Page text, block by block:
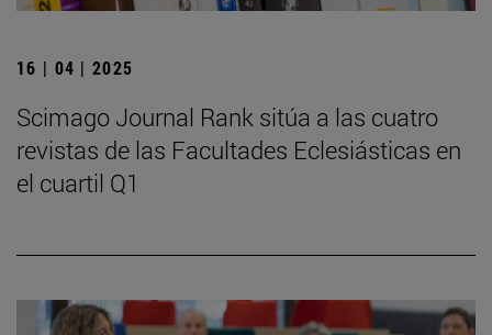
16 | 04 | 2025
Scimago Journal Rank sitúa a las cuatro
revistas de las Facultades Eclesiásticas en
el cuartil Q1